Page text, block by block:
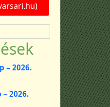
– 2026.
– 2026.